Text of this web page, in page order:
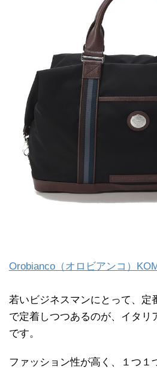
Orobianco（オロビアンコ）
若いビジネスマンにとって、定
で定着しつつあるのが、イタリ
です。
ファッション性が高く、１つ１